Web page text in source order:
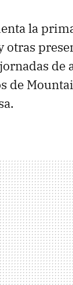
la
otras
de